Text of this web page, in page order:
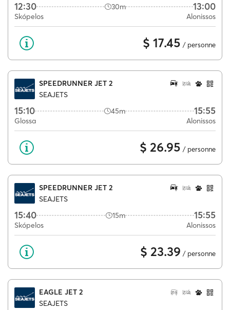
12:30 30m 13:00
Skópelos Alonissos
$ 17.45 / personne
SPEEDRUNNER JET 2
SEAJETS
15:10 45m 15:55
Glossa Alonissos
$ 26.95 / personne
SPEEDRUNNER JET 2
SEAJETS
15:40 15m 15:55
Skópelos Alonissos
$ 23.39 / personne
EAGLE JET 2
SEAJETS